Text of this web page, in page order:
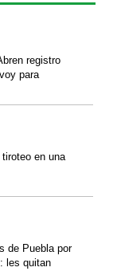
registro
para
en una
de Puebla por
les quitan